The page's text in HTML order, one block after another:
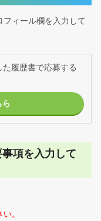
ィール欄を入力して
履歴書で応募する
ら
項を入力して
。